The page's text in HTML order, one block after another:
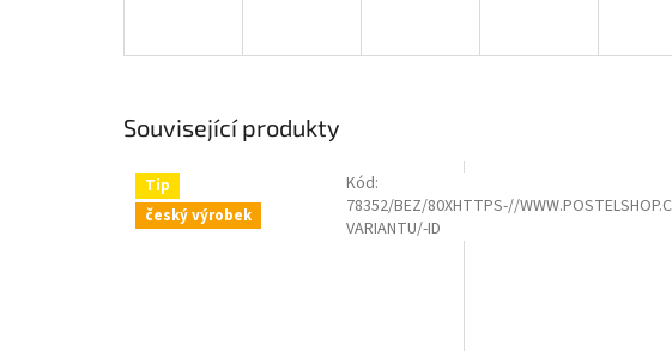
Související produkty
Tip
český výrobek
Kód:
Kód:
78352/BEZ/80XHTTPS-//
VARIANTU/-ID